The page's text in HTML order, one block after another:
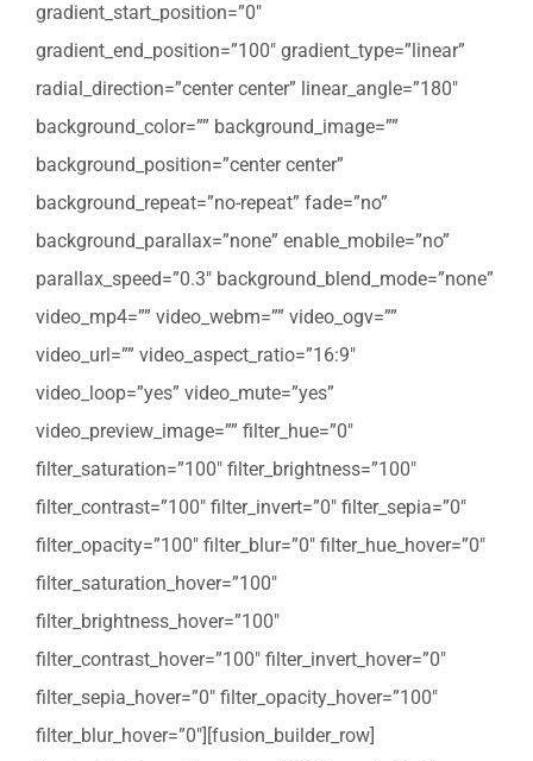
gradient_start_position=”0″
gradient_end_position=”100″ gradient_type=”linear”
radial_direction=”center center” linear_angle=”180″
background_color=”” background_image=””
background_position=”center center”
background_repeat=”no-repeat” fade=”no”
background_parallax=”none” enable_mobile=”no”
parallax_speed=”0.3″ background_blend_mode=”none”
video_mp4=”” video_webm=”” video_ogv=””
video_url=”” video_aspect_ratio=”16:9″
video_loop=”yes” video_mute=”yes”
video_preview_image=”” filter_hue=”0″
filter_saturation=”100″ filter_brightness=”100″
filter_contrast=”100″ filter_invert=”0″ filter_sepia=”0″
filter_opacity=”100″ filter_blur=”0″ filter_hue_hover=”0″
filter_saturation_hover=”100″
filter_brightness_hover=”100″
filter_contrast_hover=”100″ filter_invert_hover=”0″
filter_sepia_hover=”0″ filter_opacity_hover=”100″
filter_blur_hover=”0″][fusion_builder_row]